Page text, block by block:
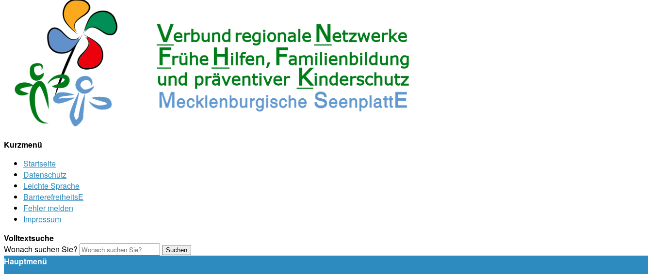
Kurzmenü
Startseite
Datenschutz
Leichte Sprache
BarrierefreiheitsE
Fehler melden
Impressum
Volltextsuche
Wonach suchen Sie?
Suchen
Hauptmenü